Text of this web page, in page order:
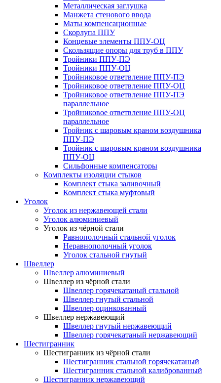
Металлическая заглушка
Манжета стенового ввода
Маты компенсационные
Скорлупа ППУ
Концевые элементы ППУ-ОЦ
Скользящие опоры для труб в ППУ
Тройники ППУ-ПЭ
Тройники ППУ-ОЦ
Тройниковое ответвление ППУ-ПЭ
Тройниковое ответвление ППУ-ОЦ
Тройниковое ответвление ППУ-ПЭ
параллельное
Тройниковое ответвление ППУ-ОЦ
параллельное
Тройник с шаровым краном воздушника
ППУ-ПЭ
Тройник с шаровым краном воздушника
ППУ-ОЦ
Сильфонные компенсаторы
Комплекты изоляции стыков
Комплект стыка заливочный
Комплект стыка муфтовый
Уголок
Уголок из нержавеющей стали
Уголок алюминиевый
Уголок из чёрной стали
Равнополочный стальной уголок
Неравнополочный уголок
Уголок стальной гнутый
Швеллер
Швеллер алюминиевый
Швеллер из чёрной стали
Швеллер горячекатаный стальной
Швеллер гнутый стальной
Швеллер оцинкованный
Швеллер нержавеющий
Швеллер гнутый нержавеющий
Швеллер горячекатаный нержавеющий
Шестигранник
Шестигранник из чёрной стали
Шестигранник стальной горячекатаный
Шестигранник стальной калиброванный
Шестигранник нержавеющий